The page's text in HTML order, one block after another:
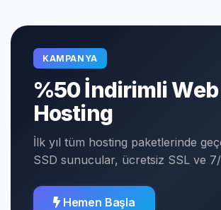
KAMPANYA
%50 İndirimli Web
Hosting
İlk yıl tüm hosting paketlerinde
SSD sunucular, ücretsiz SSL ve
Hemen Başla